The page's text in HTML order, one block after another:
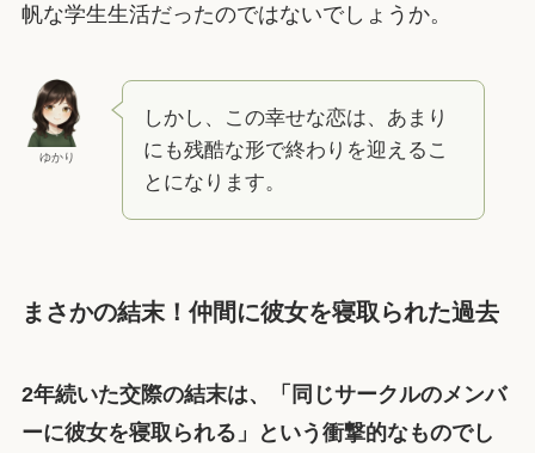
帆な学生生活だったのではないでしょうか。
ゆかり
しかし、この幸せな恋は、あまり
にも残酷な形で終わりを迎えるこ
とになります。
まさかの結末！仲間に彼女を寝取られた過去
2年続いた交際の結末は、「同じサークルのメンバ
ーに彼女を寝取られる」という衝撃的なものでし